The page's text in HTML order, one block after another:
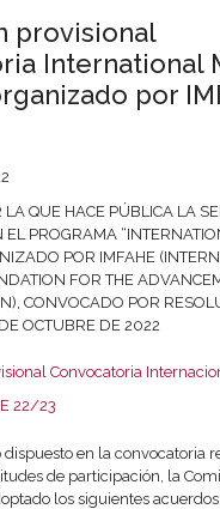
provisional
International
por
LA QUE HACE PÚBLICA LA
EL PROGRAMA
POR IMFAHE
FOR THE
CONVOCADO POR
OCTUBRE DE 2022
Convocatoria
22/23
en la convocatoria
de participación, la
los siguientes acuerdos: